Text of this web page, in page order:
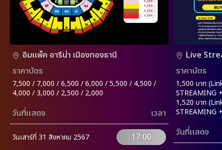
อิมแพ็ค อารีน่า เมืองทองธานี
ราคาบัตร
7,500 / 7,000 / 6,500 / 6,000 / 5,500 / 4,500 /
4,000 / 3,000 / 2,500 / 2,000
วันที่แสดง เวลา
วันเสาร์ที่ 31 สิงหาคม 2567 17:00
Live
ราคาบัตร
1,500 บาท
STREAMING
1,520 บาท
STREAMING
วันที่แสดง